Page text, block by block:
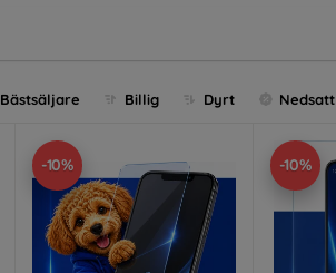
Bästsäljare Billig Dyrt Nedsatt
-10% -10%